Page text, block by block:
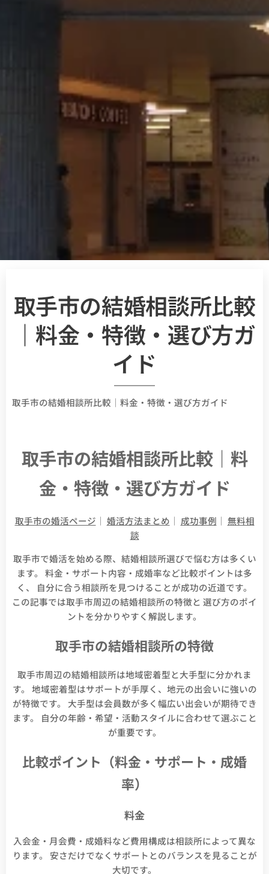
取手市の結婚相談所比較
｜料金・特徴・選び方ガ
イド
取手市の結婚相談所比較｜料金・特徴・選び方ガイド
取手市の結婚相談所比較｜料
金・特徴・選び方ガイド
取手市の婚活ページ ｜ 婚活方法まとめ ｜ 成功事例 ｜ 無料相
談
取手市で婚活を始める際、結婚相談所選びで悩む方は多くい
ます。 料金・サポート内容・成婚率など比較ポイントは多
く、 自分に合う相談所を見つけることが成功の近道です。
この記事では取手市周辺の結婚相談所の特徴と 選び方のポイ
ントを分かりやすく解説します。
取手市の結婚相談所の特徴
取手市周辺の結婚相談所は地域密着型と大手型に分かれま
す。 地域密着型はサポートが手厚く、地元の出会いに強いの
が特徴です。 大手型は会員数が多く幅広い出会いが期待でき
ます。 自分の年齢・希望・活動スタイルに合わせて選ぶこと
が重要です。
比較ポイント（料金・サポート・成婚
率）
料金
入会金・月会費・成婚料など費用構成は相談所によって異な
ります。 安さだけでなくサポートとのバランスを見ることが
大切です。